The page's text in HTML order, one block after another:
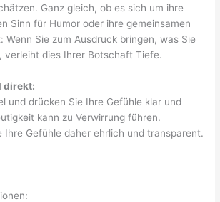
Ganz gleich, ob es sich um ihre
Sinn für Humor oder ihre gemeinsamen
Wenn Sie zum Ausdruck bringen, was Sie
verleiht dies Ihrer Botschaft Tiefe.
direkt:
und drücken Sie Ihre Gefühle klar und
kann zu Verwirrung führen.
Ihre Gefühle daher ehrlich und transparent.